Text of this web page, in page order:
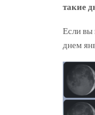
такие
Если вы
днем